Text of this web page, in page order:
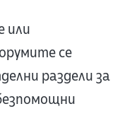
или
се
раздели за